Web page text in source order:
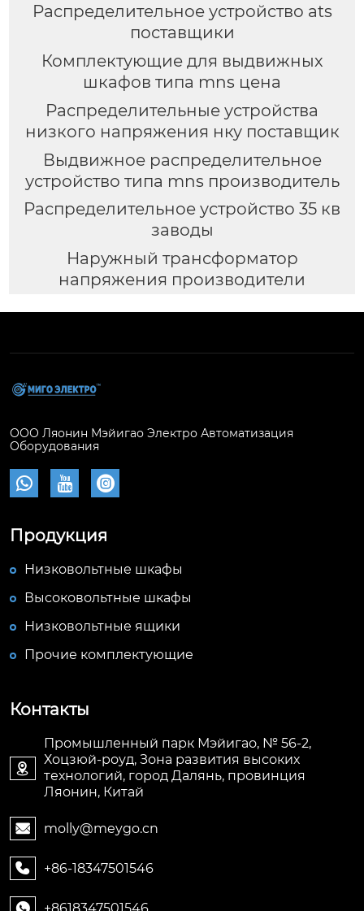
Распределительное устройство ats
поставщики
Комплектующие для выдвижных
шкафов типа mns цена
Распределительные устройства
низкого напряжения нку поставщик
Выдвижное распределительное
устройство типа mns производитель
Распределительное устройство 35 кв
заводы
Наружный трансформатор
напряжения производители
ООО Ляонин Мэйигао Электро Автоматизация
Оборудования
  
Продукция
Низковольтные шкафы
Высоковольтные шкафы
Низковольтные ящики
Прочие комплектующие
Контакты

Промышленный парк Мэйигао, № 56-2,
Хоцзюй-роуд, Зона развития высоких
технологий, город Далянь, провинция
Ляонин, Китай
 molly@meygo.cn
 +86-18347501546
